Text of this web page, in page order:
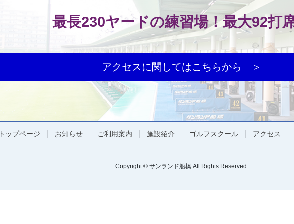
最長230ヤードの練習場！最大92打
アクセスに関してはこちらから ＞
トップページ お知らせ ご利用案内 施設紹介 ゴルフスクール アクセス
Copyright © サンランド船橋 All Rights Reserved.